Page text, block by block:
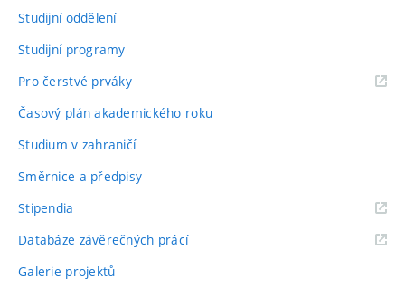
Studijní oddělení
Studijní programy
Pro čerstvé prváky
Časový plán akademického roku
Studium v zahraničí
Směrnice a předpisy
Stipendia
Databáze závěrečných prácí
Galerie projektů